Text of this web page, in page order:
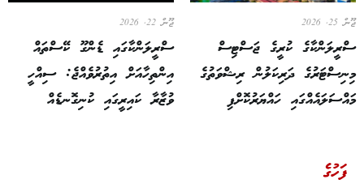
ޖޫން 25, 2026
ސްރީލަންކާގެ ކުރީގެ ޖަސްޓިސް
މިނިސްޓަރުގެ ދަރިކަލުން ރިޝްވަތުގެ
މައްސަލައެއްގައި ހައްޔަރުކޮށްފި
ޖޫން 22, 2026
ސްރީލަންކާގައި ޑެންގޫ ކޭސްތައް
އިންތިހާއަށް އިތުރުވެއްޖެ: ސިއްހީ
ވުޒާރާ ކައިރީގައި ކުނިގޮނޑެއް
ފަހުގެ